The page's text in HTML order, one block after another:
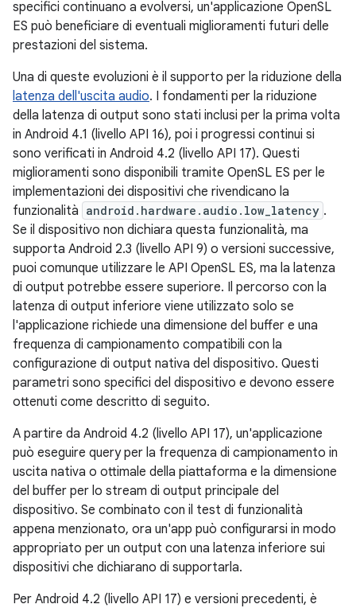
specifici continuano a evolversi, un'applicazione OpenSL
ES può beneficiare di eventuali miglioramenti futuri delle
prestazioni del sistema.
Una di queste evoluzioni è il supporto per la riduzione della
latenza dell'uscita audio. I fondamenti per la riduzione
della latenza di output sono stati inclusi per la prima volta
in Android 4.1 (livello API 16), poi i progressi continui si
sono verificati in Android 4.2 (livello API 17). Questi
miglioramenti sono disponibili tramite OpenSL ES per le
implementazioni dei dispositivi che rivendicano la
funzionalità android.hardware.audio.low_latency .
Se il dispositivo non dichiara questa funzionalità, ma
supporta Android 2.3 (livello API 9) o versioni successive,
puoi comunque utilizzare le API OpenSL ES, ma la latenza
di output potrebbe essere superiore. Il percorso con la
latenza di output inferiore viene utilizzato solo se
l'applicazione richiede una dimensione del buffer e una
frequenza di campionamento compatibili con la
configurazione di output nativa del dispositivo. Questi
parametri sono specifici del dispositivo e devono essere
ottenuti come descritto di seguito.
A partire da Android 4.2 (livello API 17), un'applicazione
può eseguire query per la frequenza di campionamento in
uscita nativa o ottimale della piattaforma e la dimensione
del buffer per lo stream di output principale del
dispositivo. Se combinato con il test di funzionalità
appena menzionato, ora un'app può configurarsi in modo
appropriato per un output con una latenza inferiore sui
dispositivi che dichiarano di supportarla.
Per Android 4.2 (livello API 17) e versioni precedenti, è